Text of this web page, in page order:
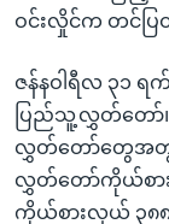
ဝင်းလှိုင်က တင်ပြ
ဇန်နဝါရီလ ၃၁ ရ
ပြည်သူ့လွှတ်တော်၊
လွှတ်တော်တွေအတွ
လွှတ်တော်ကိုယ်စား
ကိုယ်စားလှယ် ၃၈